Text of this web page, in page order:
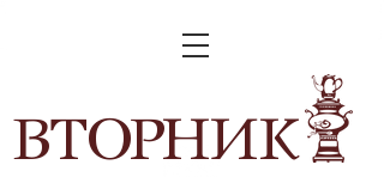
ВТОРНИК